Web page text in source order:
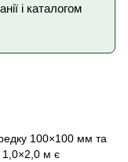
і каталогом
100×100 мм та
1,0×2,0 м є